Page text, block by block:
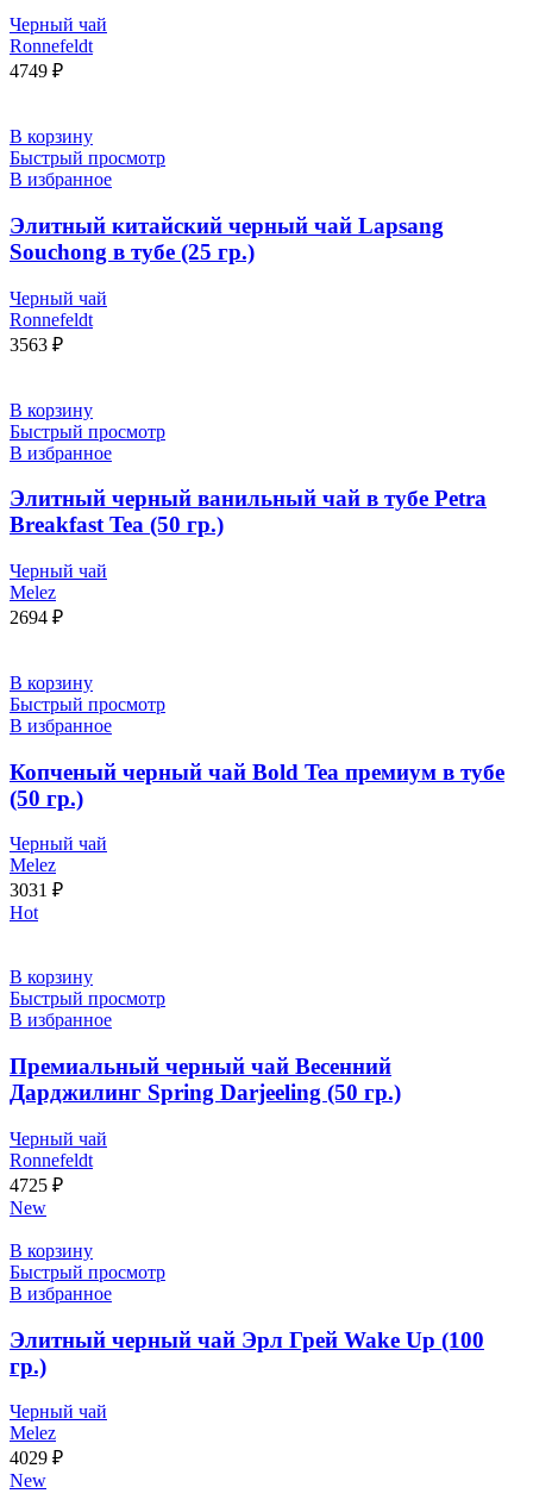
Черный чай
Ronnefeldt
4749 ₽
В корзину
Быстрый просмотр
В избранное
Элитный китайский черный чай Lapsang
Souchong в тубе (25 гр.)
Черный чай
Ronnefeldt
3563 ₽
В корзину
Быстрый просмотр
В избранное
Элитный черный ванильный чай в тубе Petra
Breakfast Tea (50 гр.)
Черный чай
Melez
2694 ₽
В корзину
Быстрый просмотр
В избранное
Копченый черный чай Bold Tea премиум в тубе
(50 гр.)
Черный чай
Melez
3031 ₽
Hot
В корзину
Быстрый просмотр
В избранное
Премиальный черный чай Весенний
Дарджилинг Spring Darjeeling (50 гр.)
Черный чай
Ronnefeldt
4725 ₽
New
В корзину
Быстрый просмотр
В избранное
Элитный черный чай Эрл Грей Wake Up (100
гр.)
Черный чай
Melez
4029 ₽
New